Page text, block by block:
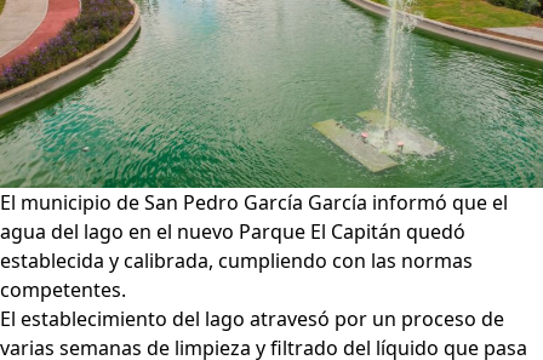
El municipio de San Pedro García García informó que el
agua del lago en el nuevo Parque El Capitán quedó
establecida y calibrada, cumpliendo con las normas
competentes.
El establecimiento del lago atravesó por un proceso de
varias semanas de limpieza y filtrado del líquido que pasa